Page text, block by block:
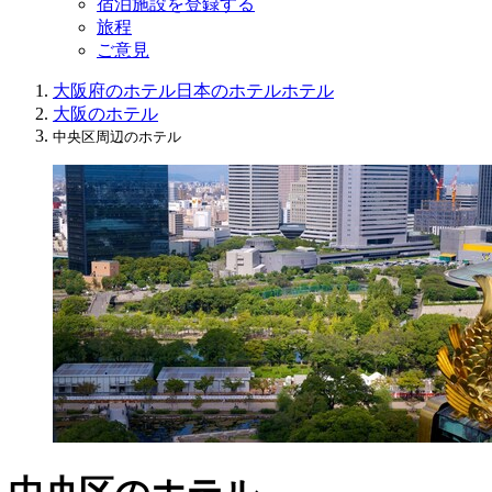
旅程
ご意見
大阪府のホテル日本のホテルホテル
大阪のホテル
中央区周辺のホテル